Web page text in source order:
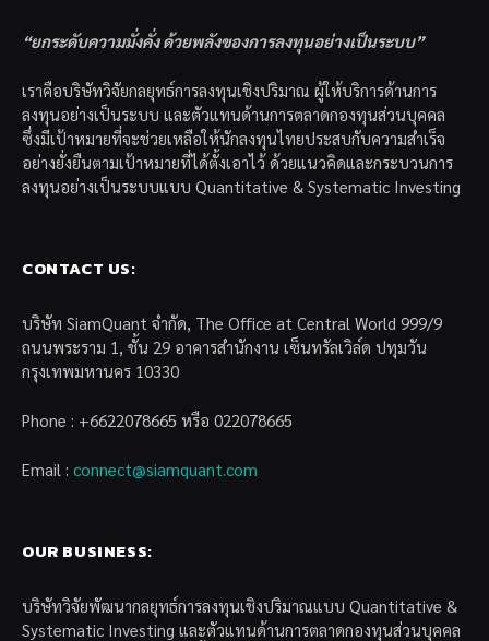
“ยกระดับความมั่งคั่ง ด้วยพลังของการลงทุนอย่างเป็นระบบ”
เราคือบริษัทวิจัยกลยุทธ์การลงทุนเชิงปริมาณ ผู้ให้บริการด้านการ
ลงทุนอย่างเป็นระบบ และตัวแทนด้านการตลาดกองทุนส่วนบุคคล
ซึ่งมีเป้าหมายที่จะช่วยเหลือให้นักลงทุนไทยประสบกับความสำเร็จ
อย่างยั่งยืนตามเป้าหมายที่ได้ตั้งเอาไว้ ด้วยแนวคิดและกระบวนการ
ลงทุนอย่างเป็นระบบแบบ Quantitative & Systematic Investing
CONTACT US:
บริษัท SiamQuant จำกัด, The Office at Central World 999/9
ถนนพระราม 1, ชั้น 29 อาคารสำนักงาน เซ็นทรัลเวิล์ด ปทุมวัน
กรุงเทพมหานคร 10330
Phone : +6622078665 หรือ 022078665
Email : connect@siamquant.com
OUR BUSINESS:
บริษัทวิจัยพัฒนากลยุทธ์การลงทุนเชิงปริมาณแบบ Quantitative &
Systematic Investing และตัวแทนด้านการตลาดกองทุนส่วนบุคคล